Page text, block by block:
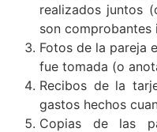
realizados juntos
son comprobantes
Fotos de la pareja
fue tomada (o
Recibos de la
gastos hechos
Copias de las